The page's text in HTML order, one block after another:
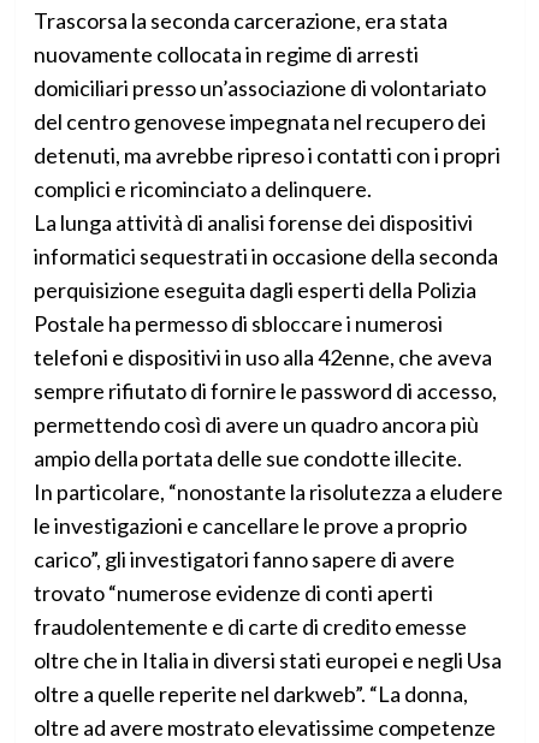
Trascorsa la seconda carcerazione, era stata
nuovamente collocata in regime di arresti
domiciliari presso un’associazione di volontariato
del centro genovese impegnata nel recupero dei
detenuti, ma avrebbe ripreso i contatti con i propri
complici e ricominciato a delinquere.
La lunga attività di analisi forense dei dispositivi
informatici sequestrati in occasione della seconda
perquisizione eseguita dagli esperti della Polizia
Postale ha permesso di sbloccare i numerosi
telefoni e dispositivi in uso alla 42enne, che aveva
sempre rifiutato di fornire le password di accesso,
permettendo così di avere un quadro ancora più
ampio della portata delle sue condotte illecite.
In particolare, “nonostante la risolutezza a eludere
le investigazioni e cancellare le prove a proprio
carico”, gli investigatori fanno sapere di avere
trovato “numerose evidenze di conti aperti
fraudolentemente e di carte di credito emesse
oltre che in Italia in diversi stati europei e negli Usa
oltre a quelle reperite nel darkweb”. “La donna,
oltre ad avere mostrato elevatissime competenze